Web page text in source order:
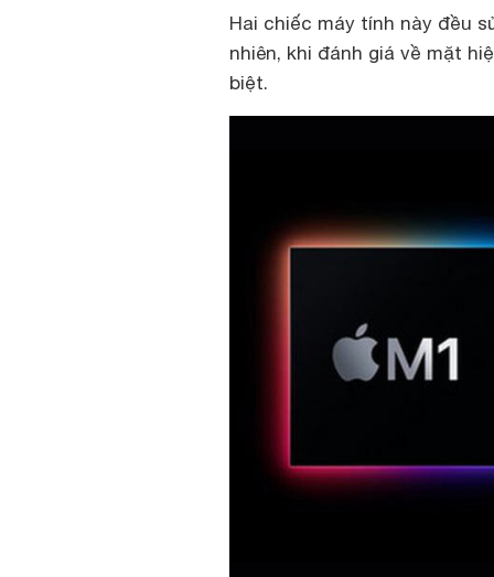
Hai chiếc máy tính này đều
nhiên, khi đánh giá về mặt
biệt.